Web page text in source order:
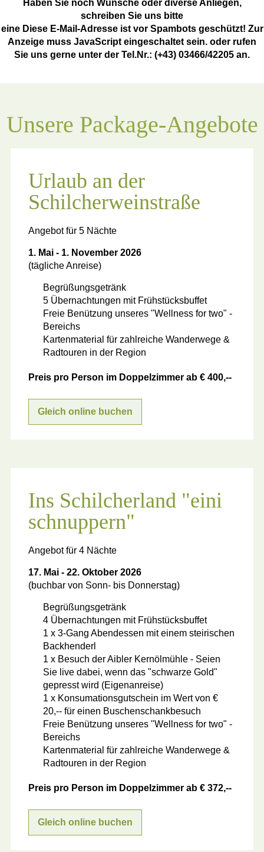
Haben Sie noch Wünsche oder diverse Anliegen,
schreiben Sie uns bitte
eine Diese E-Mail-Adresse ist vor Spambots geschützt! Zur
Anzeige muss JavaScript eingeschaltet sein. oder rufen
Sie uns gerne unter der Tel.Nr.: (+43) 03466/42205 an.
Unsere Package-Angebote
Urlaub an der
Schilcherweinstraße
Angebot für 5 Nächte
1. Mai - 1. November 2026
(tägliche Anreise)
Begrüßungsgetränk
5 Übernachtungen mit Frühstücksbuffet
Freie Benützung unseres "Wellness for two" -
Bereichs
Kartenmaterial für zahlreiche Wanderwege &
Radtouren in der Region
Preis pro Person im Doppelzimmer ab € 400,--
Gleich online buchen
Ins Schilcherland "eini
schnuppern"
Angebot für 4 Nächte
17. Mai - 22. Oktober 2026
(buchbar von Sonn- bis Donnerstag)
Begrüßungsgetränk
4 Übernachtungen mit Frühstücksbuffet
1 x 3-Gang Abendessen mit einem steirischen
Backhenderl
1 x Besuch der Aibler Kernölmühle - Seien
Sie live dabei, wenn das "schwarze Gold"
gepresst wird (Eigenanreise)
1 x Konsumationsgutschein im Wert von €
20,-- für einen Buschenschankbesuch
Freie Benützung unseres "Wellness for two" -
Bereichs
Kartenmaterial für zahlreiche Wanderwege &
Radtouren in der Region
Preis pro Person im Doppelzimmer ab € 372,--
Gleich online buchen